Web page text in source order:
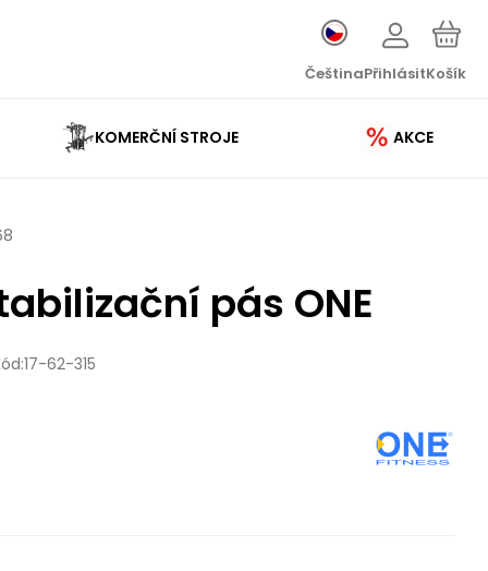
ČeštinaPřihlásitKošík
KOMERČNÍ STROJE AKCE
pás ONE
17-62-315